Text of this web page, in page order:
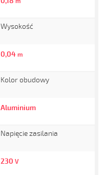
Wysokość
0,04 m
Kolor obudowy
Aluminium
Napięcie zasilania
230 V